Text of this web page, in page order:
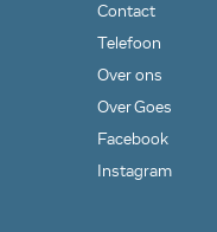
Contact
Telefoon
Over ons
Over Goes
Facebook
Instagram